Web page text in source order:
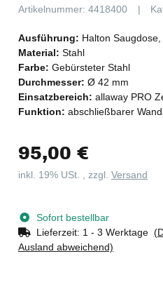
Artikelnummer: 4418400
Ausführung: Halton
Material: Stahl
Farbe: Gebürsteter Stahl
Durchmesser: Ø 42 mm
Einsatzbereich: allaway PRO
Funktion: abschließbarer
95,00 €
inkl. 19% USt. , zzgl. Versand
Sofort bestellbar
Lieferzeit: 1 - 3 Werktage
Ausland abweichend)